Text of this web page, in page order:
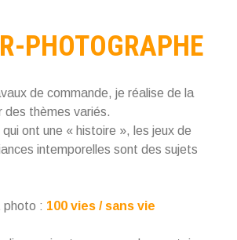
PHOTOGRAPHE
de commande, je réalise de la
des thèmes variés.
qui ont une « histoire », les jeux de
intemporelles sont des sujets
photo : 100 vies / sans vie